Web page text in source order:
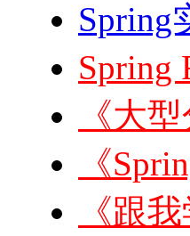
Spring
Spring
《大
《
《跟